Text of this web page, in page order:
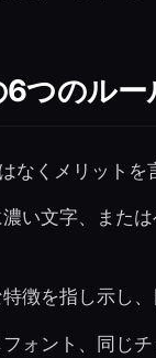
つのルー
くメリットを
い文字、または
を指し示し、
ント、同じチ